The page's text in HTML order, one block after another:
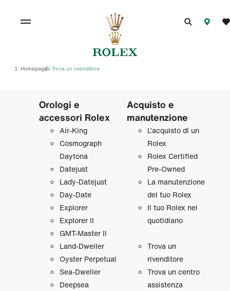
Homepage/ Trova un rivenditore
Orologi e
accessori Rolex
Air‑King
Cosmograph
Daytona
Datejust
Lady‑Datejust
Day‑Date
Explorer
Explorer II
GMT‑Master II
Land‑Dweller
Oyster Perpetual
Sea‑Dweller
Deepsea
Acquisto e
manutenzione
L’acquisto di un
Rolex
Rolex Certified
Pre‑Owned
La manutenzione
del tuo Rolex
Il tuo Rolex nel
quotidiano
Trova un
rivenditore
Trova un centro
assistenza